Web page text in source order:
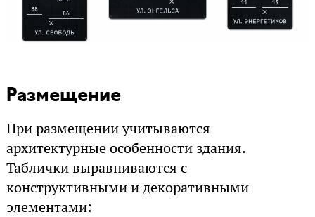
Размещение
При размещении учитываются
архитектурные особенности здания.
Таблички выравниваются с
конструктивными и декоративными
элементами: